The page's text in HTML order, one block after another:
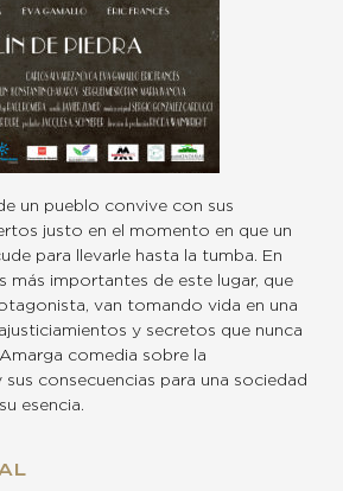
un pueblo convive con sus
justo en el momento en que un
para llevarle hasta la tumba. En
importantes de este lugar, que
van tomando vida en una
y secretos que nunca
Amarga comedia sobre la
consecuencias para una sociedad
esencia.